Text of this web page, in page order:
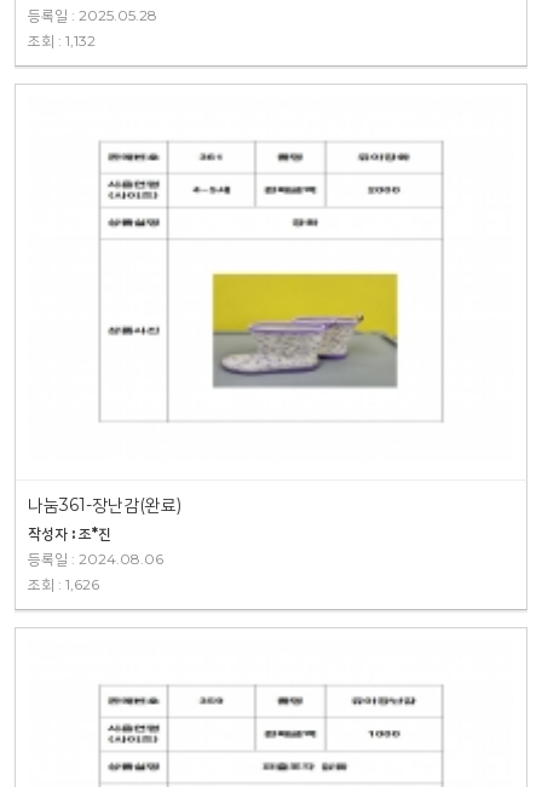
등록일 : 2025.05.28
조회 : 1,132
나눔361-장난감(완료)
작성자 : 조*진
등록일 : 2024.08.06
조회 : 1,626